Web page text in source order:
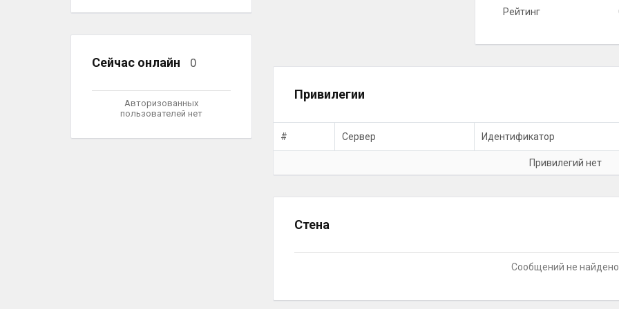
Рейтинг
Привилегии
# Сервер Идентификатор
Привилегий нет
Стена
Сообщений не найдено
Сейчас онлайн 0
Авторизованных
пользователей нет